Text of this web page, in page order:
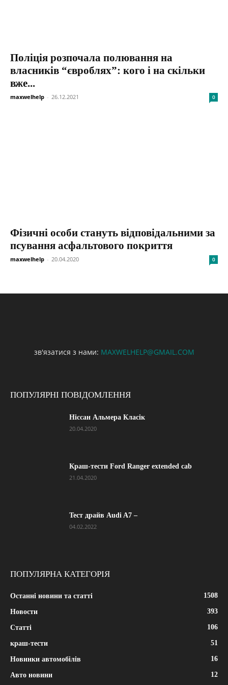
Поліція розпочала полювання на
власників “євроблях”: кого і на скільки
вже...
maxwelhelp - 26.12.2021 0
Фізичні особи стануть відповідальними за
псування асфальтового покриття
maxwelhelp - 20.04.2020 0
зв'язатися з нами: MAXWELHELP@GMAIL.COM
ПОПУЛЯРНІ ПОВІДОМЛЕННЯ
Ніссан Альмера Класік
20.04.2020
Краш-тести Ford Ranger extended cab
21.04.2020
Тест драйв Audi A7 –
04.02.2022
ПОПУЛЯРНА КАТЕГОРІЯ
Останні новини та статті 1508
Новости 393
Статті 106
краш-тести 51
Новинки автомобілів 16
Авто новини 12